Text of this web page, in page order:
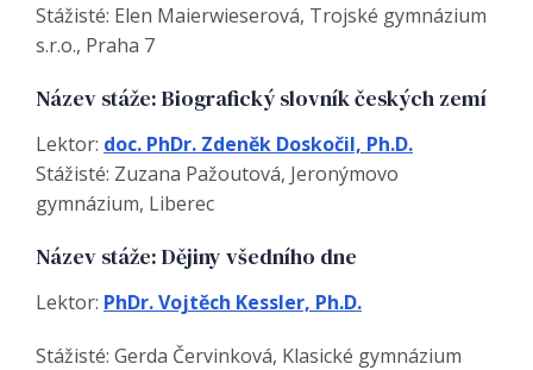
Stážisté: Elen Maierwieserová, Trojské gymnázium
s.r.o., Praha 7
Název stáže: Biografický slovník českých zemí
Lektor: doc. PhDr. Zdeněk Doskočil, Ph.D.
Stážisté: Zuzana Pažoutová, Jeronýmovo
gymnázium, Liberec
Název stáže: Dějiny všedního dne
Lektor: PhDr. Vojtěch Kessler, Ph.D.
Stážisté: Gerda Červinková, Klasické gymnázium